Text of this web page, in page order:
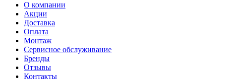
О компании
Акции
Доставка
Оплата
Монтаж
Сервисное обслуживание
Бренды
Отзывы
Контакты